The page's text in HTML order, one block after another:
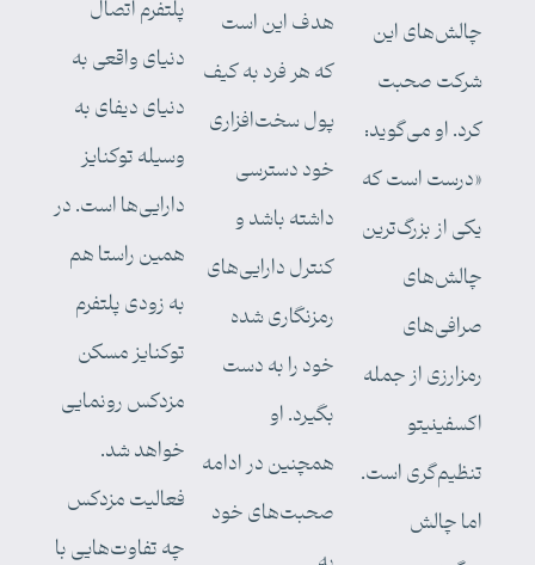
چالش‌های این
شرکت صحبت
کرد. او می‌گوید:
«درست است که
یکی از بزرگ‌ترین
چالش‌های
صرافی‌های
رمزارزی از جمله
اکسفینیتو
تنظیم‌گری است.
اما چالش
هدف این است
که هر فرد به کیف
پول سخت‌افزاری
خود دسترسی
داشته باشد و
کنترل دارایی‌های
رمزنگاری شده
خود را به دست
بگیرد. او
همچنین در ادامه
صحبت‌های خود
پلتفرم اتصال
دنیای واقعی به
دنیای دیفای به
وسیله توکنایز
دارایی‌ها است. در
همین راستا هم
به زودی پلتفرم
توکنایز مسکن
مزدکس رونمایی
خواهد شد.
فعالیت مزدکس
چه تفاوت‌هایی با